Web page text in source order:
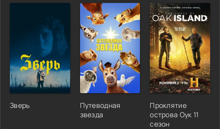
Зверь
Путеводная
звезда
Проклятие
острова Оук 11
сезон